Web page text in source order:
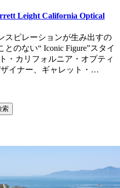
Leight California Optical
スピレーションが生み出すの
のない“ Iconic Figure”スタイ
・カリフォルニア・オプティ
イナー、ギャレット・…